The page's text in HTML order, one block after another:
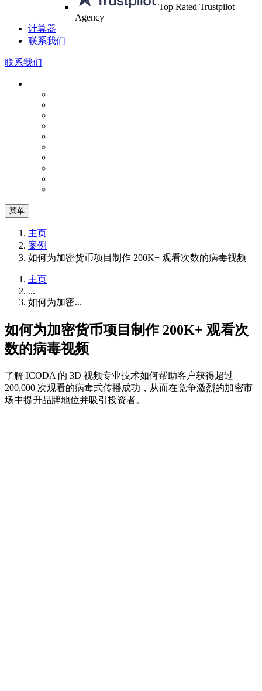
Top Rated Trustpilot
Agency
计算器
联系我们
联系我们
菜单
主页
案例
如何为加密货币项目制作 200K+ 观看次数的病毒视频
主页
...
如何为加密...
如何为加密货币项目制作 200K+ 观看次
数的病毒视频
了解 ICODA 的 3D 视频专业技术如何帮助客户获得超过
200,000 次观看的病毒式传播成功，从而在竞争激烈的加密市
场中提升品牌地位并吸引投资者。